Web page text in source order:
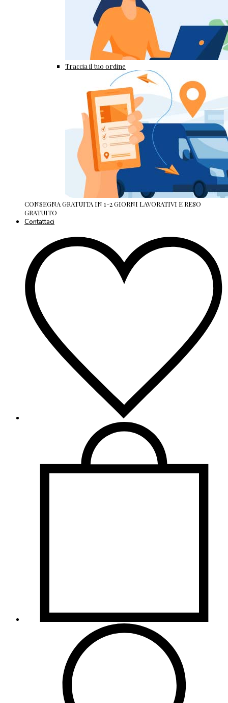
Traccia il tuo ordine
CONSEGNA GRATUITA IN 1-2 GIORNI LAVORATIVI E RESO
GRATUITO
Contattaci